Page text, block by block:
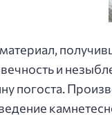
и
погоста.